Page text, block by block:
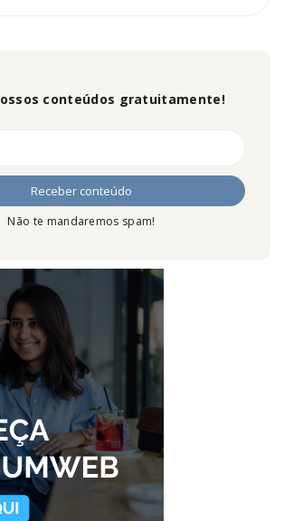
conteúdos gratuitamente!
Não te mandaremos spam!